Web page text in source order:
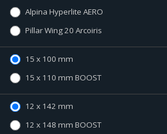
Alpina Hyperlite AERO
Pillar Wing 20 Arcoiris
15 x 100 mm
15 x 110 mm BOOST
12 x 142 mm
12 x 148 mm BOOST